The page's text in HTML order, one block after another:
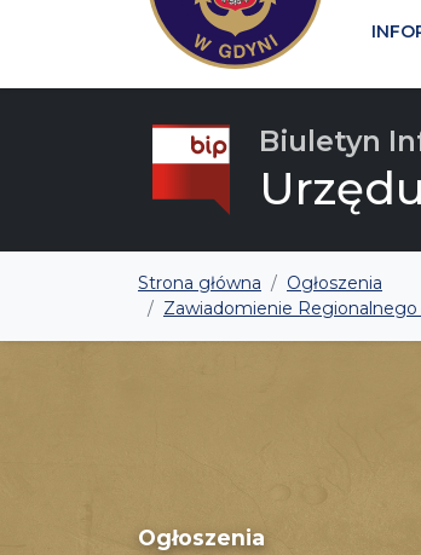
Biuletyn
Strona główna
Ogłoszenia
Zawiadomienie Regionalnego
Ogłoszenia